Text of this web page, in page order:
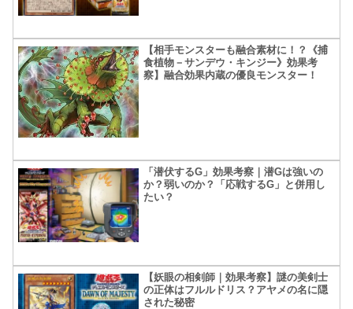
【相手モンスターも融合素材に！？《捕
食植物－サンデウ・キンジー》効果考
察】融合効果内蔵の優良モンスター！
「潜伏するG」効果考察｜潜Gは強いの
か？弱いのか？「応戦するG」と併用し
たい？
【妖眼の相剣師｜効果考察】謎の美剣士
の正体はフルルドリス？アヤメの名に隠
された秘密